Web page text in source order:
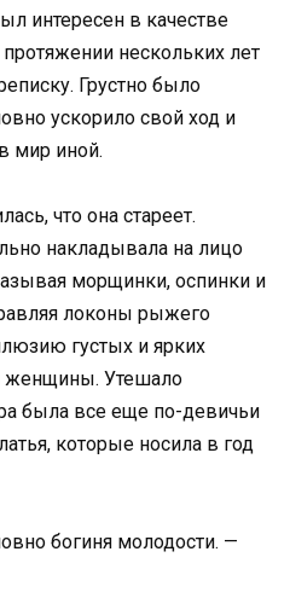
интересен в качестве
нескольких лет
Грустно было
ускорило свой ход и
мир иной.
что она стареет.
накладывала на лицо
морщинки, оспинки и
локоны рыжего
густых и ярких
женщины. Утешало
была все еще по-девичьи
которые носила в год
богиня молодости. —